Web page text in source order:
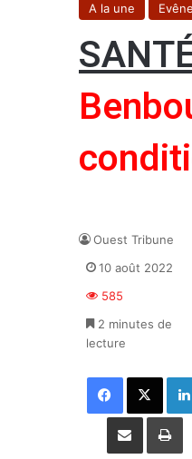
A la une
Ouest Tribune
10 août 2022
585
2 minutes de
lecture
Facebook X
Partager par email Imprimer